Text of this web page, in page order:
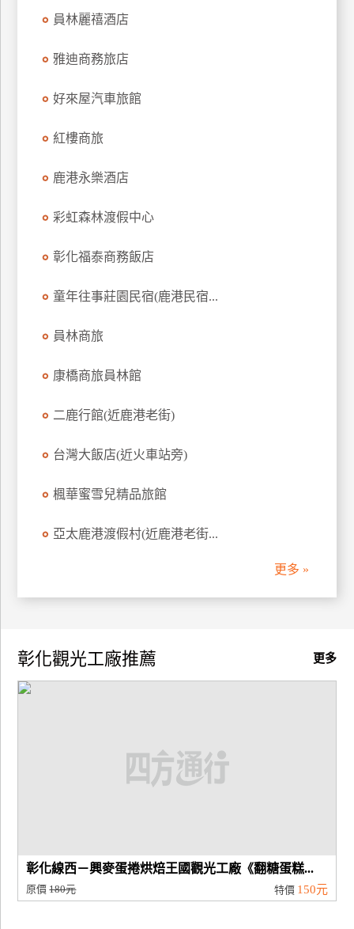
Q&A
店
合
作
伴
計
員林麗禧酒店
雅迪商務旅店
好來屋汽車旅館
紅樓商旅
鹿港永樂酒店
彩虹森林渡假中心
彰化福泰商務飯店
童年往事莊園民宿(鹿港民宿...
員林商旅
康橋商旅員林館
二鹿行館(近鹿港老街)
台灣大飯店(近火車站旁)
楓華蜜雪兒精品旅館
亞太鹿港渡假村(近鹿港老街...
更多 »
更多
彰化觀光工廠推薦
彰化線西－興麥蛋捲烘焙王國觀光工廠《翻糖蛋糕...
原價180元 特價 150元